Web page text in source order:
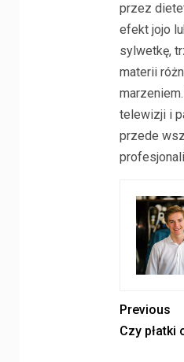
przez
efekt jojo
sylwetkę,
materii
telewizji i
przede
Previous
Czy płatki